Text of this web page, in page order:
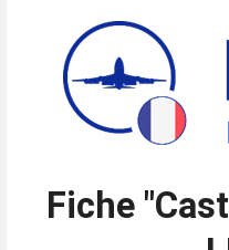
Fiche